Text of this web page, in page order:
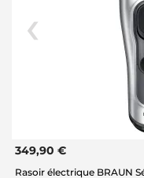
349,90 €
Rasoir électrique BRAUN